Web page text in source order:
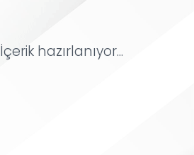
İçerik hazırlanıyor...